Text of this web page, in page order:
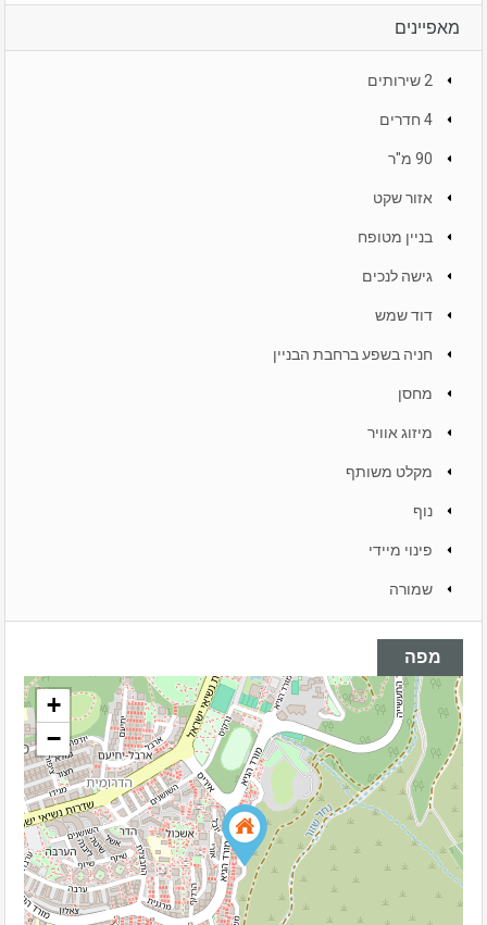
מאפיינים
2 שירותים
4 חדרים
90 מ"ר
אזור שקט
בניין מטופח
גישה לנכים
דוד שמש
חניה בשפע ברחבת הבניין
מחסן
מיזוג אוויר
מקלט משותף
נוף
פינוי מיידי
שמורה
מפה
+
−